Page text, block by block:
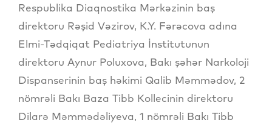
Respublika Diaqnostika Mərkəzinin baş
direktoru Rəşid Vəzirov, K.Y. Fərəcova adına
Elmi-Tədqiqat Pediatriya İnstitutunun
direktoru Aynur Poluxova, Bakı şəhər Narkoloji
Dispanserinin baş həkimi Qalib Məmmədov, 2
nömrəli Bakı Baza Tibb Kollecinin direktoru
Dilarə Məmmədəliyeva, 1 nömrəli Bakı Tibb